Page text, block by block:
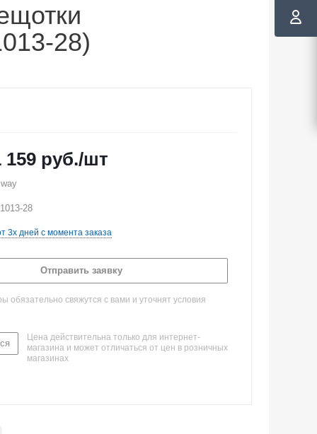
28)
159 руб./шт
28
3х дней с момента заказа
Отправить заявку
обязательно свяжутся с вами и уточнят условия
Цена действительна только для интернет-
магазина и может отличаться от цен в розничных
магазинах